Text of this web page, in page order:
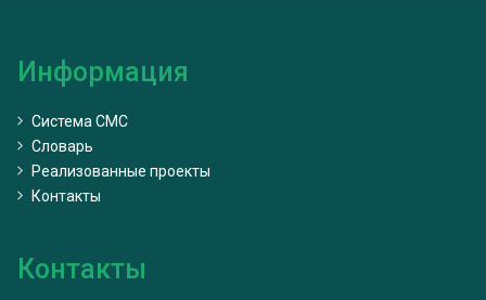
Информация
Система CMC
Словарь
Реализованные проекты
Контакты
Контакты